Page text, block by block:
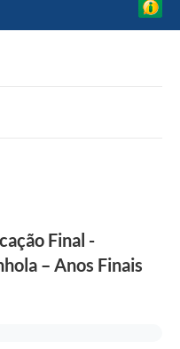
Final -
– Anos Finais